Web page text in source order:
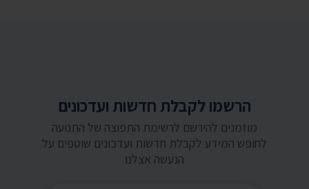
הרשמו לקבלת חדשות ועדכונים
מוזמנים להירשם לרשימת התפוצה של התנועה
לחופש המידע לקבלת חדשות ועדכונים שוטפים על
הנעשה אצלנו